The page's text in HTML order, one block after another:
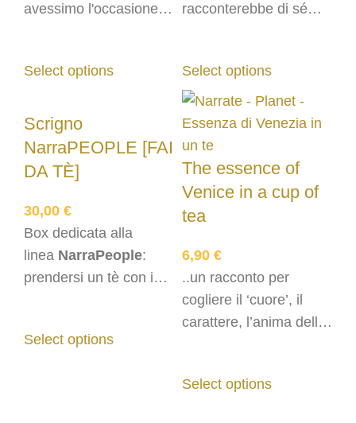
avessimo l'occasione di
cinque minuti, in attesa
Select options
racconterebbe di sé
aspettare con lui i 5
minuti d'infusione?
Select options
Scrigno
NarraPEOPLE [FAI
DA TÈ]
30,00 €
Box dedicata alla
linea NarraPeople:
prendersi un tè con i
Select options
The essence of
Venice in a cup of
tea
6,90 €
..un racconto per
cogliere il ‘cuore’, il
carattere, l’anima della
Select options